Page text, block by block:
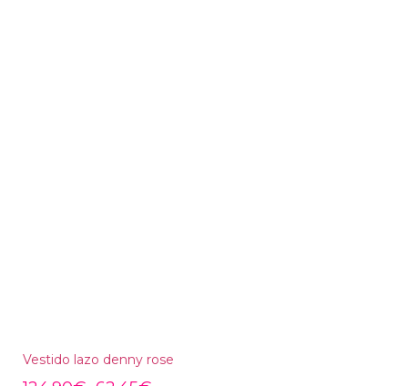
Vestido lazo denny rose